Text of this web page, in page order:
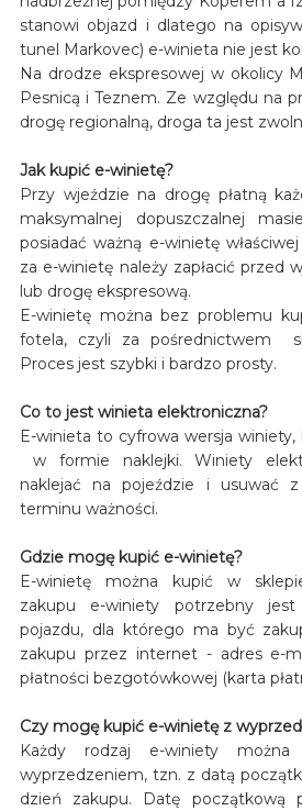
stanowi objazd i dlatego na
tunel Markovec) e-winieta nie jest
Na drodze ekspresowej w okolicy
Pesnicą i Teznem. Ze względu na
drogę regionalną, droga ta jest
Jak kupić e-winietę?
Przy wjeździe na drogę płatną
maksymalnej dopuszczalnej
posiadać ważną e-winietę
za e-winietę należy zapłacić przed
lub drogę ekspresową.
E-winietę można bez problemu
fotela, czyli za pośrednictwem
Proces jest szybki i bardzo prosty.
Co to jest winieta elektroniczna?
E-winieta to cyfrowa wersja winiety,
w formie naklejki. Winiety
naklejać na pojeździe i usuwać
terminu ważności.
Gdzie mogę kupić e-winietę?
E-winietę można kupić w
zakupu e-winiety potrzebny
pojazdu, dla którego ma być
zakupu przez internet - adres e-
płatności bezgotówkowej (karta
Czy mogę kupić e-winietę z
Każdy rodzaj e-winiety
wyprzedzeniem, tzn. z datą
dzień zakupu. Datę początkową